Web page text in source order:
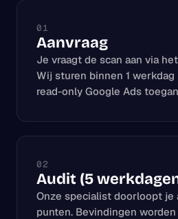
01
Aanvraag
Je vraagt de scan aan via
Wij sturen binnen 1
read-only Google Ads
02
Audit (5
Onze specialist doorloopt je
punten. Bevindingen